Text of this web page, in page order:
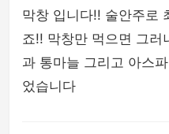
막창 입니다!! 술안주로
죠!! 막창만 먹으면 그러
과 통마늘 그리고 아스
었습니다